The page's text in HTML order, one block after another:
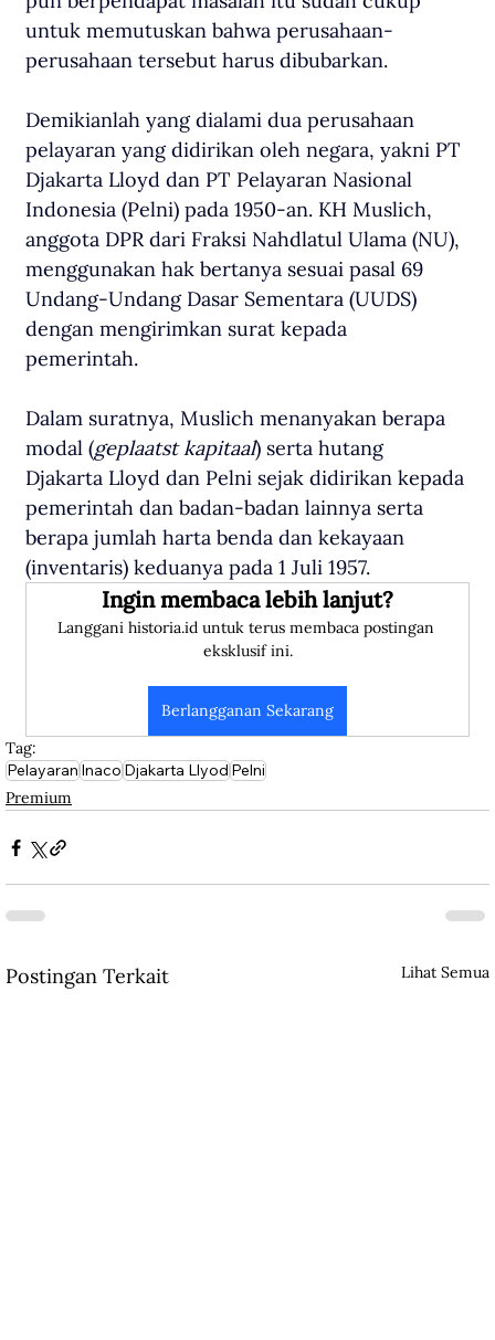
untuk memutuskan bahwa perusahaan-
perusahaan tersebut harus dibubarkan.
Demikianlah yang dialami dua perusahaan
pelayaran yang didirikan oleh negara, yakni PT
Djakarta Lloyd dan PT Pelayaran Nasional
Indonesia (Pelni) pada 1950-an. KH Muslich,
anggota DPR dari Fraksi Nahdlatul Ulama (NU),
menggunakan hak bertanya sesuai pasal 69
Undang-Undang Dasar Sementara (UUDS)
dengan mengirimkan surat kepada
pemerintah.
Dalam suratnya, Muslich menanyakan berapa
modal (geplaatst kapitaal) serta hutang
Djakarta Lloyd dan Pelni sejak didirikan kepada
pemerintah dan badan-badan lainnya serta
berapa jumlah harta benda dan kekayaan
(inventaris) keduanya pada 1 Juli 1957.
Ingin membaca lebih lanjut?
Langgani historia.id untuk terus membaca postingan
eksklusif ini.
Berlangganan Sekarang
Tag:
PelayaranInacoDjakarta LlyodPelni
Premium
Postingan Terkait Lihat Semua